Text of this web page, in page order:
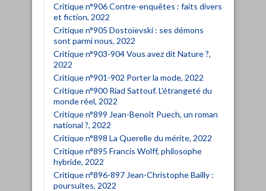
Critique n°906 Contre-enquêtes : faits divers
et fiction, 2022
Critique n°905 Dostoïevski : ses démons
sont parmi nous, 2022
Critique n°903-904 Vous avez dit Nature ?,
2022
Critique n°901-902 Porter la mode, 2022
Critique n°900 Riad Sattouf. L'étrangeté du
monde réel, 2022
Critique n°899 Jean-Benoît Puech, un roman
national ?, 2022
Critique n°898 La Querelle du mérite, 2022
Critique n°895 Francis Wolff, philosophe
hybride, 2022
Critique n°896-897 Jean-Christophe Bailly :
poursuites, 2022